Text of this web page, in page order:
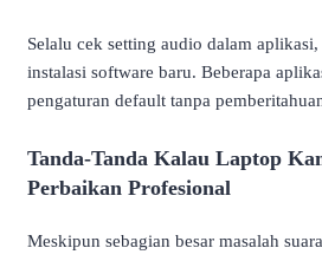
Selalu cek setting audio dalam aplikasi,
instalasi software baru. Beberapa
pengaturan default tanpa
Tanda-Tanda Kalau Laptop
Perbaikan Profesional
Meskipun sebagian besar masalah